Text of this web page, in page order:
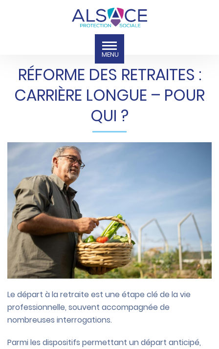
RÉFORME DES RETRAITES :
CARRIÈRE LONGUE – POUR
QUI ?
Le départ à la retraite est une étape clé de la vie
professionnelle, souvent accompagnée de
nombreuses interrogations.
Parmi les dispositifs permettant un départ anticipé,